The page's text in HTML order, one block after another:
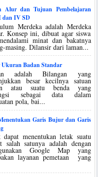
Alur dan Tujuan Pembelajaran
dan IV SD
Merdeka adalah Merdeka
Konsep ini, dibuat agar siswa
minat dan bakatnya
masing. Dilansir dari laman...
Badan Standar
adalah Bilangan yang
besar kecilnya satuan
atau suatu benda yang
sebagai data dalam
pola, bai...
Garis Bujur dan Garis
dapat menentukan letak suatu
salah satunya adalah dengan
Google Map yang
layanan pemetaan yang